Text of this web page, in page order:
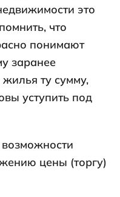
это
что
понимают
заранее
ту сумму,
уступить под
цены (торгу)